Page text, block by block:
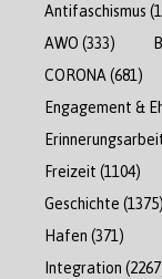
Antifaschismus
AWO (333)
CORONA (681)
Engagement &
Freizeit (1104)
Geschichte (1375)
Hafen (371)
Integration